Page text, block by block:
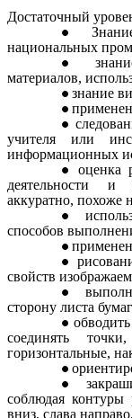
Достаточный
национальных
материалов,
знание
учителя или
информационных
оценка
деятельности и
аккуратно, похоже
способов
свойств
сторону листа
соединять
горизонтальные,
соблюдая контуры
вниз, слава